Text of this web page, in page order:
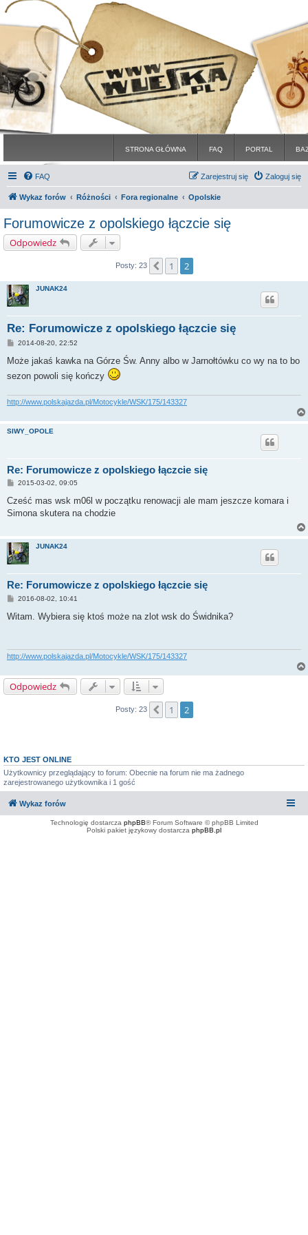
STRONA GŁÓWNA FAQ PORTAL
FAQ Zaloguj się
Zarejestruj się
Wykaz forów Różności Fora regionalne Opolskie
Forumowicze z opolskiego łączcie się
Odpowiedz
Posty: 23 Poprzednia
1 2
JUNAK24
Re: Forumowicze z opolskiego łączcie się
P
s
2014-08-20, 22:52
Może jakaś kawka na Górze Św. Anny albo w Jarnołtówku co wy na to bo
sezon powoli się kończy
http://www.polskajazda.pl/Motocykle/WSK/175/143327
SIWY_OPOLE
Re: Forumowicze z opolskiego łączcie się
P
s
2015-03-02, 09:05
Cześć mas wsk m06l w początku renowacji ale mam jeszcze komara i
Simona skutera na chodzie
JUNAK24
Re: Forumowicze z opolskiego łączcie się
P
s
2016-08-02, 10:41
Witam. Wybiera się ktoś może na zlot wsk do Świdnika?
http://www.polskajazda.pl/Motocykle/WSK/175/143327
Odpowiedz
Posty: 23 Poprzednia
1 2
KTO JEST ONLINE
Użytkownicy przeglądający to forum: Obecnie na forum nie ma żadnego
zarejestrowanego użytkownika i 1 gość
Wykaz forów
Technologię dostarcza phpBB® Forum Software © phpBB Limited
Polski pakiet językowy dostarcza phpBB.pl